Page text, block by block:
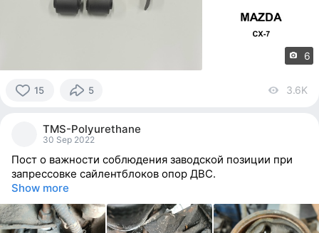
6
15 5 3.6K
TMS-Polyurethane
30 Sep 2022
Пост о важности соблюдения заводской позиции при
запрессовке сайлентблоков опор ДВС.
Show more